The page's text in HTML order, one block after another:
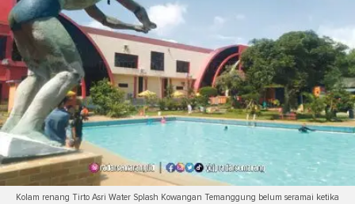
Kolam renang Tirto Asri Water Splash Kowangan Temanggung belum seramai ketika